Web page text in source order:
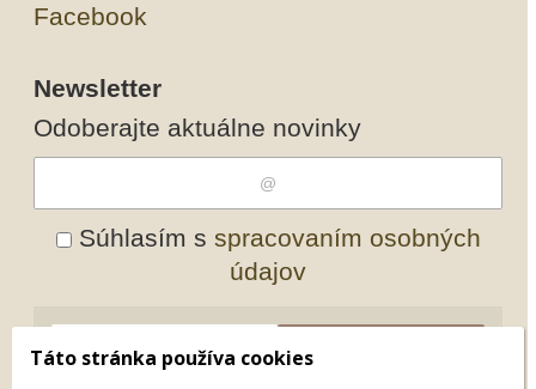
Facebook
Newsletter
Odoberajte aktuálne novinky
Súhlasím s spracovaním osobných
údajov
Táto stránka používa cookies